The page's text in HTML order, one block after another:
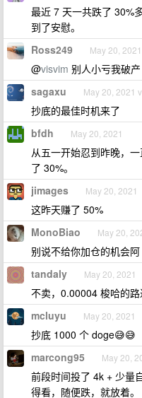
最近 7 天一共跌了 30%
到了安慰。
Ross249 May 20, 2021
@visvim 别人小亏我破
sagaxu May 20, 2021
抄底的最佳时机来了
bfdh May 20, 2021
从五一开始忍到昨晚，
了 30%。
jimages May 20, 2021
这昨天赚了 50%
MonoBiao May 20,
别说不给你加仓的机会
tandaly May 20, 2021
不卖，0.00004 梭哈的
mcluyu May 20, 2021
抄底 1000 个 doge😅😅
marcong95 May 20,
前段时间投了 4k + 少量
得看，随便跌，就放着。